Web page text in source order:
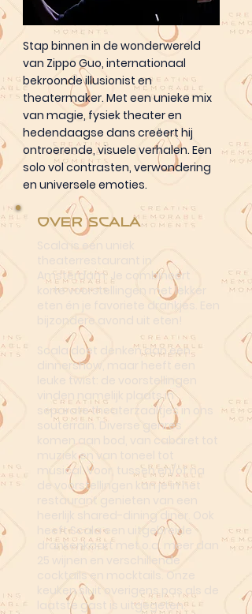
Stap binnen in de wonderwereld
van Zippo Guo, internationaal
bekroonde illusionist en
theatermaker. Met een unieke mix
van magie, fysiek theater en
hedendaagse dans creëert hij
ontroerende, visuele verhalen. Een
solo vol contrasten, verwondering
en universele emoties.
Over Scala
Scala is een uniek
theaterrestaurant in
Amsterdam. Je combineert
korte voorstellingen met lekker
eten én je favoriete drankjes. Een
bijzondere avond uit eten!
Scala doet denken aan een
dinnershow, maar heeft een
leuke twist: de voorstellingen
vinden namelijk plaats in
separate theaterzaaltjes in ons
souterrain. Diverse genres
komen aan bod, van cabaret tot
muziek en van toneel tot
musical. Voor, tussen en/of na
de voorstellingen kan je in het
restaurant genieten van een
heerlijk shared-dining diner. Ook
heeft Scala een uitgebreide
drankenkaart met o.a. meer dan
25 wijnen en verschillende
cocktails en mocktails. Onze
keuken sluit overigens pas als de
laatste gast is uitgegeten.